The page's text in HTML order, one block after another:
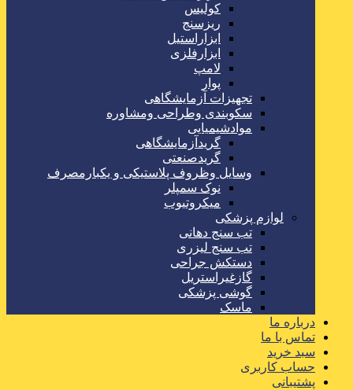
کولیس
ریزسنج
ابزاراستیل
ابزارفلزی
لامپ
پوار
تجهیزات آزمایشگاهی
سکوبندی وطراحی ومشاوره
موادشیمیایی
گریدآزمایشگاهی
گریدصنعتی
وسایل وظروف پلاستیکی و یکبارمصرف
نوک سمپلر
میکروتیوب
لوازم پزشکی
تب سنج دهانی
تب سنج لیزری
دستکش جراحی
گازغیراستریل
گوشی پزشکی
ماسک
درباره ما
تماس با ما
سبد خرید
حساب کاربری
پشتیبانی